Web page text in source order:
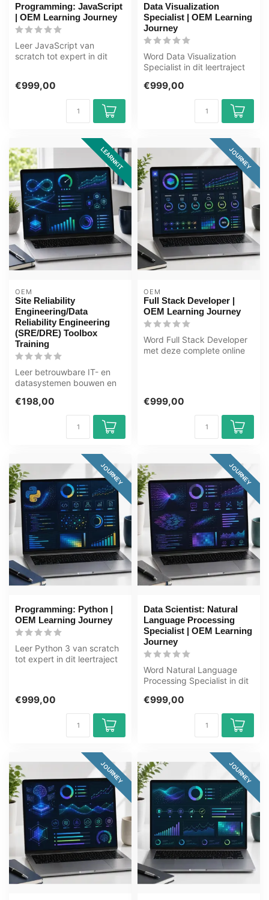
Programming: JavaScript
| OEM Learning Journey
Leer JavaScript van
scratch tot expert in dit
€999,00
Data Visualization
Specialist | OEM Learning
Journey
Word Data Visualization
Specialist in dit leertraject
€999,00
LEARNKIT
OEM
Site Reliability
Engineering/Data
Reliability Engineering
(SRE/DRE) Toolbox
Training
Leer betrouwbare IT- en
datasystemen bouwen en
Deze ICT ...
€198,00
JOURNEY
OEM
Full Stack Developer |
OEM Learning Journey
Word Full Stack Developer
met deze complete online
€999,00
JOURNEY
Programming: Python |
OEM Learning Journey
Leer Python 3 van scratch
tot expert in dit leertraject
€999,00
JOURNEY
Data Scientist: Natural
Language Processing
Specialist | OEM Learning
Journey
Word Natural Language
Processing Specialist in dit
1...
€999,00
JOURNEY JOURNEY